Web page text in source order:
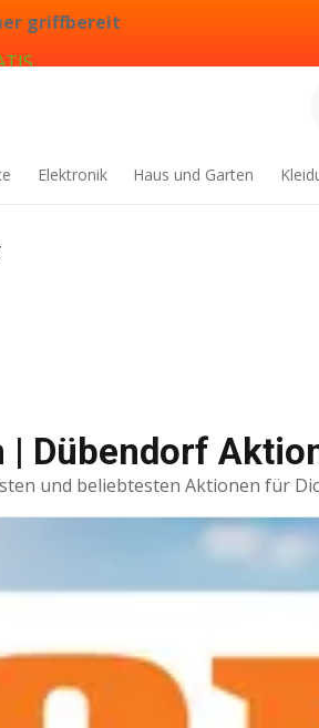
griffbereit
Elektronik Haus und Garten
Dübendorf
und beliebtesten Aktionen für